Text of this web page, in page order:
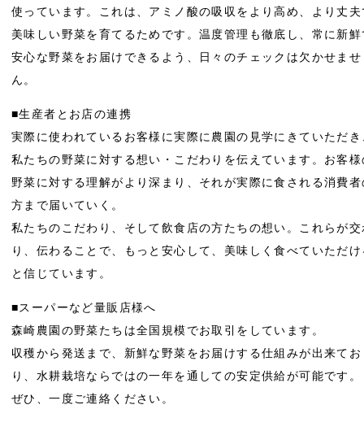
使っています。これは、アミノ酸の吸収をより高め、より丈夫
美味しい野菜を育てるためです。温度管理も徹底し、常に新鮮
安心な野菜をお届けできるよう、日々のチェックは欠かせませ
ん。
■生産者とお店の連携
実際に使われているお客様に実際に農園の見学にきていただき
私たちの野菜に対する想い・こだわりを伝えています。お客様
野菜に対する理解がより深まり、それが実際に食される消費者
方まで届いていく。
私たちのこだわり、そして飲食店の方たちの想い。これらが交
り、伝わることで、もっと安心して、美味しく食べていただけ
と信じています。
■スーパーなど量販店様へ
森崎農園の野菜たちは全国規模でお取引をしています。
収穫から発送まで、新鮮な野菜をお届けする仕組みが出来てお
り、水耕栽培ならではの一年を通しての安定供給が可能です。
ぜひ、一度ご連絡ください。